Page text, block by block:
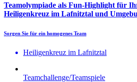
Teamolympiade als Fun-Highlight für
Heiligenkreuz im Lafnitztal und
Sorgen Sie für ein homogenes Team
Heiligenkreuz im Lafnitztal
Teamchallenge/Teamspiele